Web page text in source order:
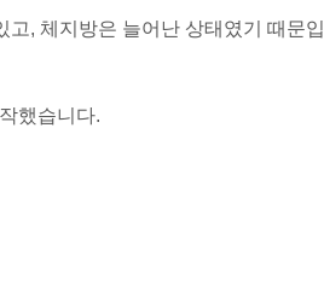
, 체지방은 늘어난 상태였기 때문입
했습니다.